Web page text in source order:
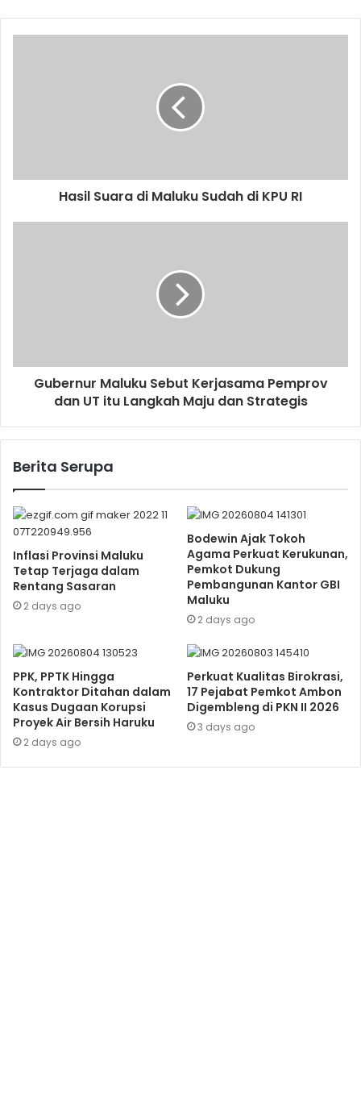
Hasil Suara di Maluku Sudah di KPU RI
Gubernur Maluku Sebut Kerjasama Pemprov
dan UT itu Langkah Maju dan Strategis
Berita Serupa
Inflasi Provinsi Maluku
Tetap Terjaga dalam
Rentang Sasaran
2 days ago
Bodewin Ajak Tokoh
Agama Perkuat Kerukunan,
Pemkot Dukung
Pembangunan Kantor GBI
Maluku
2 days ago
PPK, PPTK Hingga
Kontraktor Ditahan dalam
Kasus Dugaan Korupsi
Proyek Air Bersih Haruku
2 days ago
Perkuat Kualitas Birokrasi,
17 Pejabat Pemkot Ambon
Digembleng di PKN II 2026
3 days ago